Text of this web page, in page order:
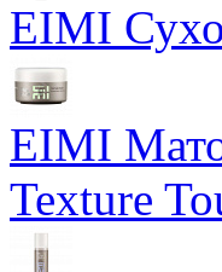
EIMI
EIMI
Texture